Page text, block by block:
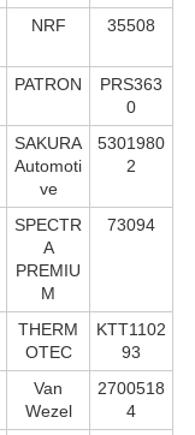
NRF 35508
PATRON
PRS363
0
SAKURA
Automoti
ve
5301980
2
SPECTR
A
PREMIU
M
73094
THERM
OTEC
KTT1102
93
Van
Wezel
2700518
4